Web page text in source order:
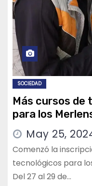
SOCIEDAD
Más cursos de
para los
May 25,
Comenzó la
tecnológicos para
Del 27 al 29 de…